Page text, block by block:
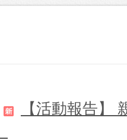
【活動報告】